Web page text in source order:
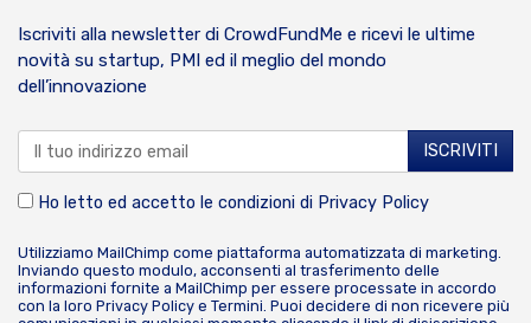
Iscriviti alla newsletter di CrowdFundMe e ricevi le ultime
novità su startup, PMI ed il meglio del mondo
dell’innovazione
Ho letto ed accetto le condizioni di Privacy Policy
Utilizziamo MailChimp come piattaforma automatizzata di marketing.
Inviando questo modulo, acconsenti al trasferimento delle
informazioni fornite a MailChimp per essere processate in accordo
con la loro Privacy Policy e Termini . Puoi decidere di non ricevere più